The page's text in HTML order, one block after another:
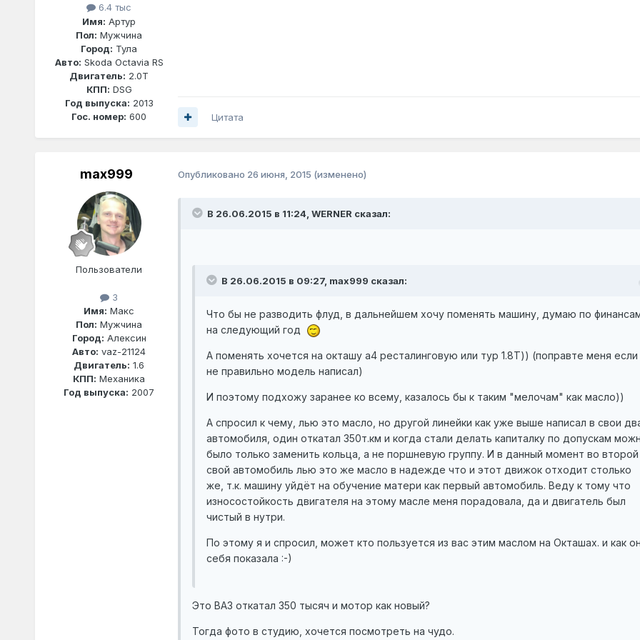
6.4 тыс
Имя: Артур
Пол: Мужчина
Город: Тула
Авто: Skoda Octavia RS
Двигатель: 2.0T
КПП: DSG
Год выпуска: 2013
Гос. номер: 600 Цитата
max999
Пользователи
3
Имя: Макс
Пол: Мужчина
Город: Алексин
Авто: vaz-21124
Двигатель: 1.6
КПП: Механика
Год выпуска: 2007
Опубликовано 26 июня, 2015 (изменено)
В 26.06.2015 в 11:24, WERNER сказал:
В 26.06.2015 в 09:27, max999 сказал:
Что бы не разводить флуд, в дальнейшем хочу поменять машину, думаю по
на следующий год
А поменять хочется на окташу а4 ресталинговую или тур 1.8Т)) (поправте меня если
не правильно модель написал)
И поэтому подхожу заранее ко всему, казалось бы к таким "мелочам" как масло))
А спросил к чему, лью это масло, но другой линейки как уже выше написал в свои
автомобиля, один откатал 350т.км и когда стали делать капиталку по допускам
было только заменить кольца, а не поршневую группу. И в данный момент во второй
свой автомобиль лью это же масло в надежде что и этот движок отходит столько
же, т.к. машину уйдёт на обучение матери как первый автомобиль. Веду к тому что
износостойкость двигателя на этому масле меня порадовала, да и двигатель был
чистый в нутри.
По этому я и спросил, может кто пользуется из вас этим маслом на Окташах. и как
себя показала :-)
Это ВАЗ откатал 350 тысяч и мотор как новый?
Тогда фото в студию, хочется посмотреть на чудо.